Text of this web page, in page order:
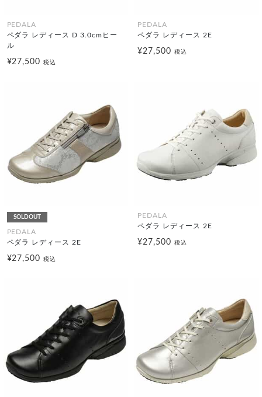
PEDALA
ペダラ レディース D 3.0cmヒー
ル
¥27,500税込
PEDALA
ペダラ レディース 2E
¥27,500 税込
SOLDOUT
PEDALA
ペダラ レディース 2E
¥27,500税込
PEDALA
ペダラ レディース 2E
¥27,500 税込